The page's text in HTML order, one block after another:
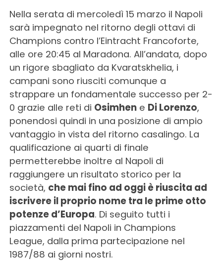
Nella serata di mercoledì 15 marzo il Napoli
sarà impegnato nel ritorno degli ottavi di
Champions contro l’Eintracht Francoforte,
alle ore 20:45 al Maradona. All’andata, dopo
un rigore sbagliato da Kvaratskhelia, i
campani sono riusciti comunque a
strappare un fondamentale successo per 2-
0 grazie alle reti di Osimhene Di Lorenzo,
ponendosi quindi in una posizione di ampio
vantaggio in vista del ritorno casalingo. La
qualificazione ai quarti di finale
permetterebbe inoltre al Napoli di
raggiungere un risultato storico per la
società, che mai fino ad oggi è riuscita ad
iscrivere il proprio nome tra le prime otto
potenze d’Europa. Di seguito tutti i
piazzamenti del Napoli in Champions
League, dalla prima partecipazione nel
1987/88 ai giorni nostri.